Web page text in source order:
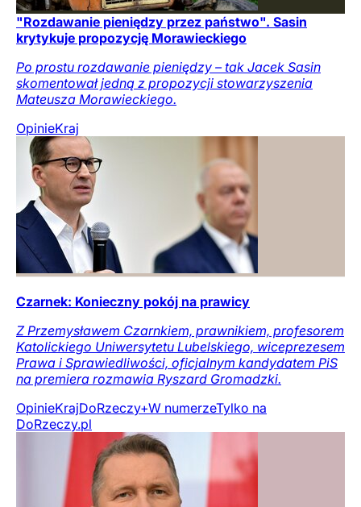
"Rozdawanie pieniędzy przez państwo". Sasin
krytykuje propozycję Morawieckiego
Po prostu rozdawanie pieniędzy – tak Jacek Sasin
skomentował jedną z propozycji stowarzyszenia
Mateusza Morawieckiego.
OpinieKraj
Czarnek: Konieczny pokój na prawicy
Z Przemysławem Czarnkiem, prawnikiem, profesorem
Katolickiego Uniwersytetu Lubelskiego, wiceprezesem
Prawa i Sprawiedliwości, oficjalnym kandydatem PiS
na premiera rozmawia Ryszard Gromadzki.
OpinieKrajDoRzeczy+W numerzeTylko na
DoRzeczy.pl